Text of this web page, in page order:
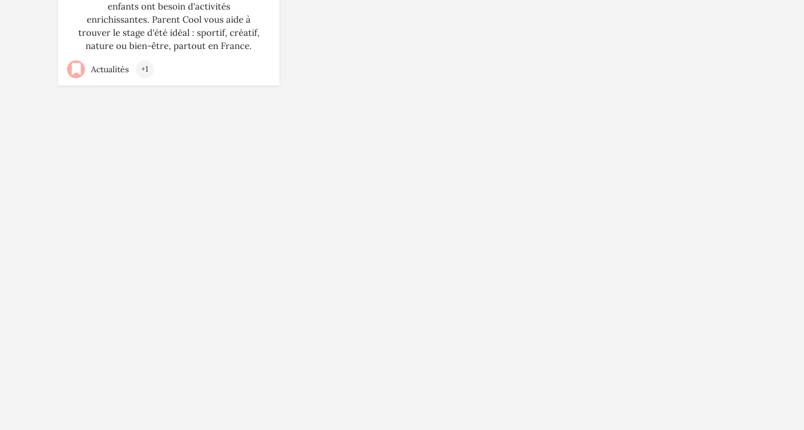
enfants ont besoin d'activités
enrichissantes. Parent Cool vous aide à
trouver le stage d'été idéal : sportif, créatif,
nature ou bien-être, partout en France.
Actualités +1